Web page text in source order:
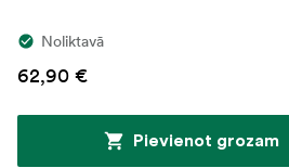
Noliktavā
62,90 €
Pievienot grozam